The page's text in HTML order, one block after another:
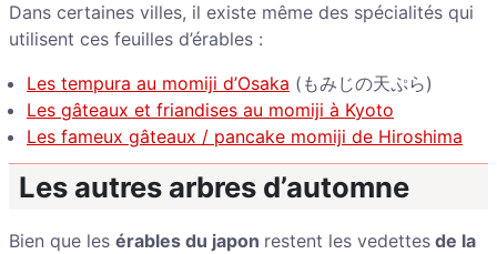
Dans certaines villes, il existe même des spécialités qui
utilisent ces feuilles d’érables :
Les tempura au momiji d’Osaka (もみじの天ぷら)
Les gâteaux et friandises au momiji à Kyoto
Les fameux gâteaux / pancake momiji de Hiroshima
Les autres arbres d’automne
Bien que les érables du japon restent les vedettes de la